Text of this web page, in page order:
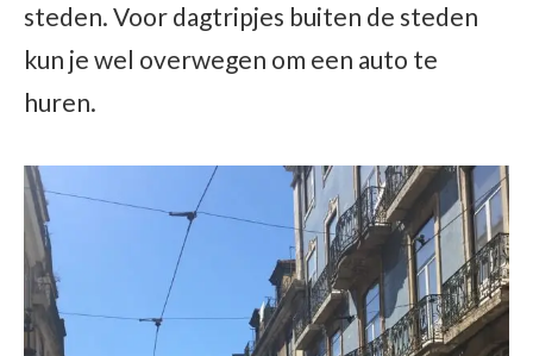
steden. Voor dagtripjes buiten de steden
kun je wel overwegen om een auto te
huren.